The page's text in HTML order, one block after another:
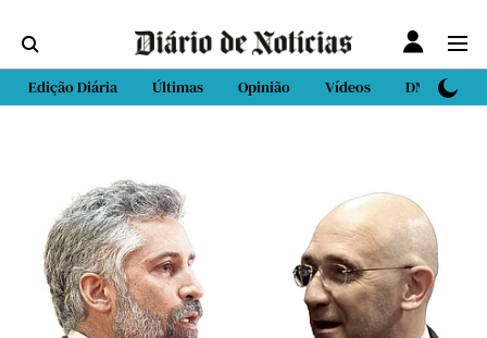
Edição Diária Últimas Opinião Vídeos DN Sport